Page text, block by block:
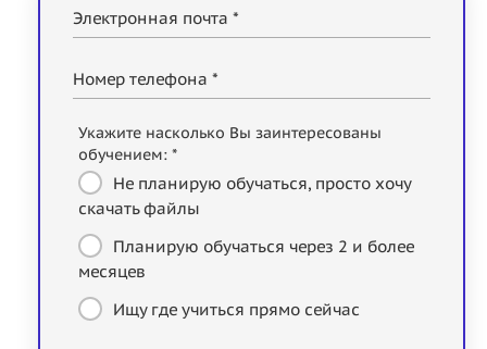
Электронная почта *
Номер телефона *
Укажите насколько Вы заинтересованы
обучением: *
Не планирую обучаться, просто хочу
скачать файлы
Планирую обучаться через 2 и более
месяцев
Ищу где учиться прямо сейчас